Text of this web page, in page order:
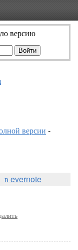
версию
версии -
в evernote